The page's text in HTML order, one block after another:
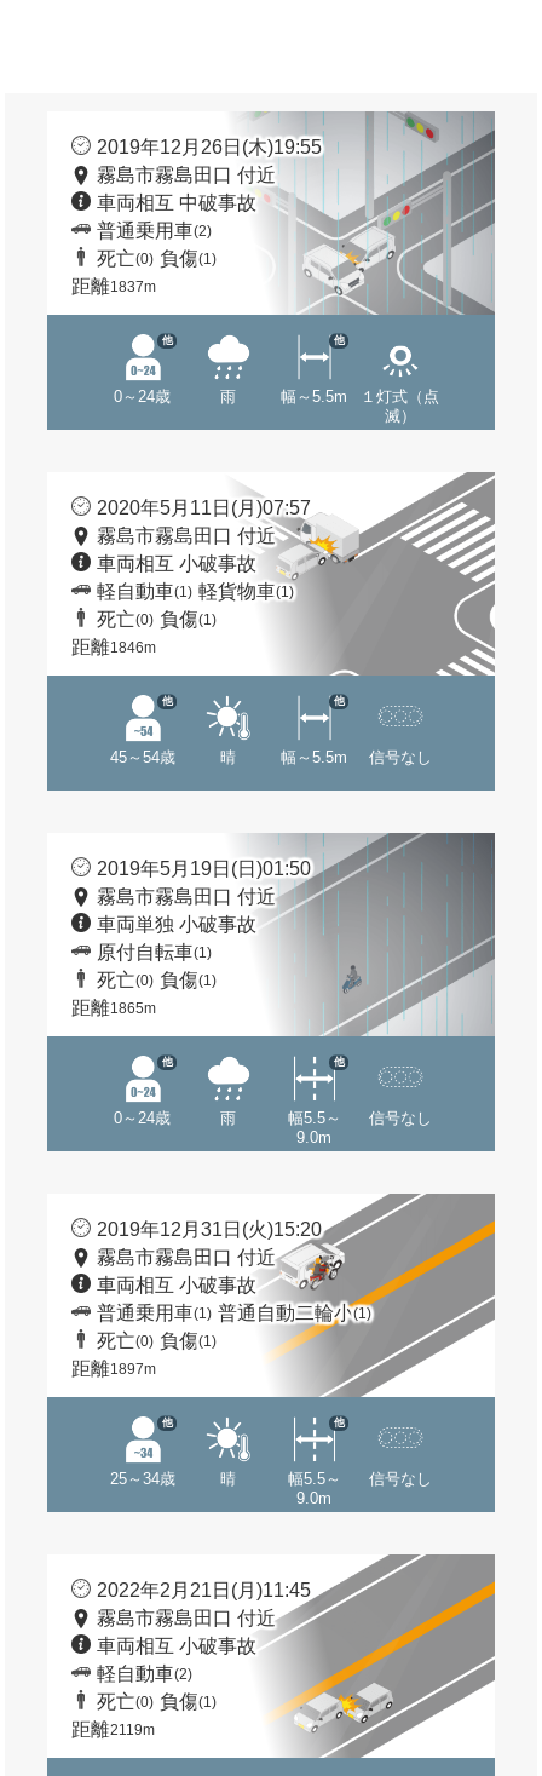
2019年12月26日(木)19:55
霧島市霧島田口 付近
車両相互 中破事故
普通乗用車(2)
死亡(0) 負傷(1)
距離1837m
0～24歳
他
雨 幅～5.5m
他
１灯式（点
滅）
2020年5月11日(月)07:57
霧島市霧島田口 付近
車両相互 小破事故
軽自動車(1) 軽貨物車(1)
死亡(0) 負傷(1)
距離1846m
45～54歳
他
晴 幅～5.5m
他
信号なし
2019年5月19日(日)01:50
霧島市霧島田口 付近
車両単独 小破事故
原付自転車(1)
死亡(0) 負傷(1)
距離1865m
0～24歳
他
雨
幅5.5～
9.0m
他
信号なし
2019年12月31日(火)15:20
霧島市霧島田口 付近
車両相互 小破事故
普通乗用車(1) 普通自動二輪小(1)
死亡(0) 負傷(1)
距離1897m
25～34歳
他
晴
幅5.5～
9.0m
他
信号なし
2022年2月21日(月)11:45
霧島市霧島田口 付近
車両相互 小破事故
軽自動車(2)
死亡(0) 負傷(1)
距離2119m